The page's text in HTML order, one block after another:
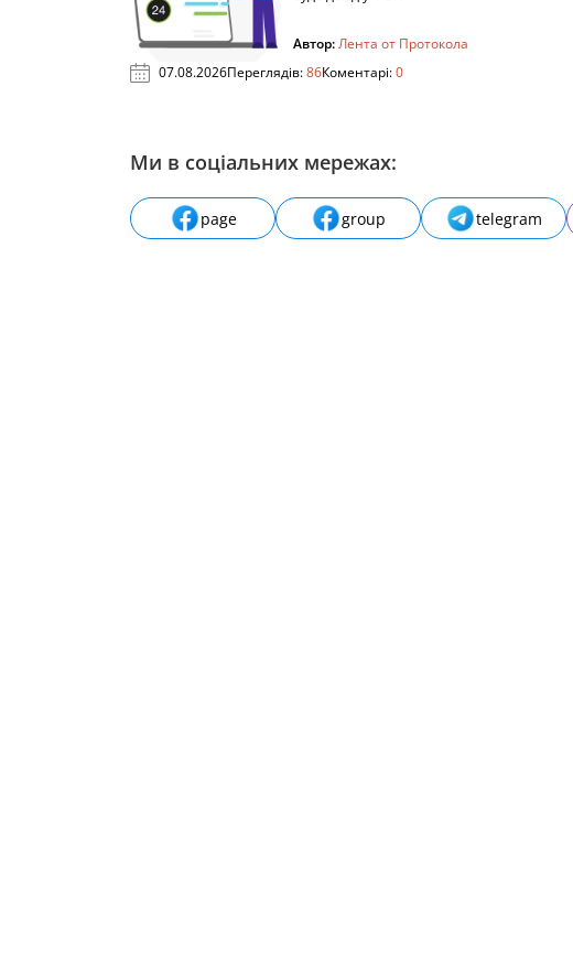
Автор:Лента от Протокола
07.08.2026Переглядів:86Коментарі:0
Ми в соціальних мережах:
page group telegram